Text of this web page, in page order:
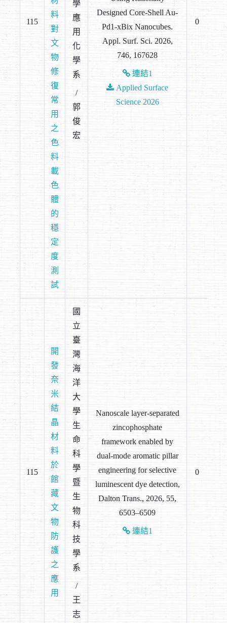
115
料
對
文
物
修
復
常
用
之
色
料
載
色
體
的
穩
定
度
測
試
學
應
用
化
學
系
/
郭
俊
宏
Designed Core-Shell Au-
Pd1-xBix Nanocubes.
Appl. Surf. Sci. 2026,
746, 167628
連結1
Applied Surface
Science 2026
0
115
開
發
奈
米
結
晶
材
料
於
館
藏
文
物
防
護
之
應
用
國
立
臺
灣
海
洋
大
學
生
命
科
學
暨
生
物
科
技
學
系
/
王
志
Nanoscale layer-separated
zincophosphate
framework enabled by
dual-mode aromatic pillar
engineering for selective
luminescent dye detection,
Dalton Trans., 2026, 55,
6503–6509
連結1
0